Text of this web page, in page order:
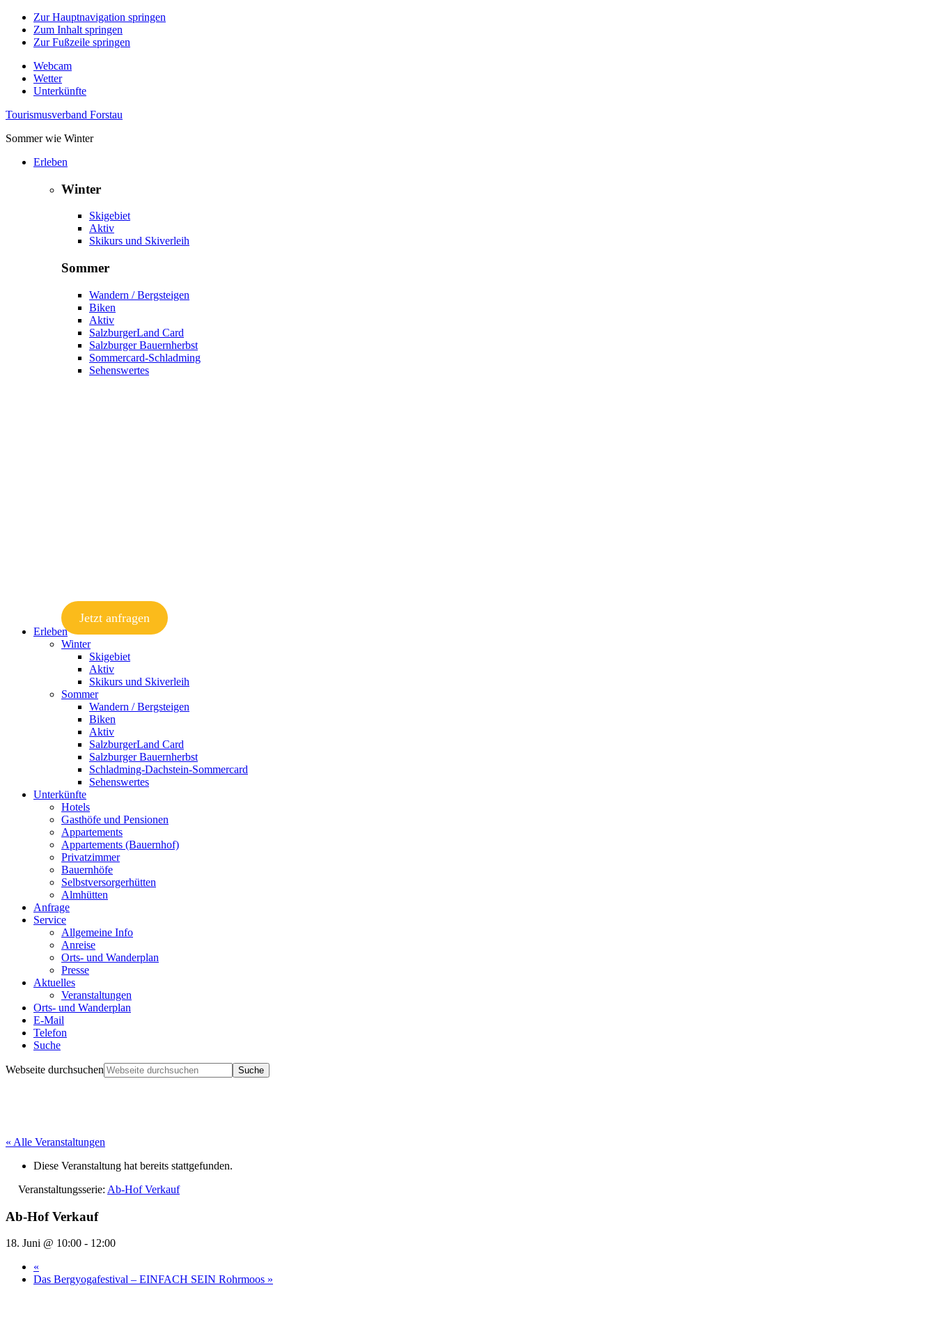
Zur Hauptnavigation springen
Zum Inhalt springen
Zur Fußzeile springen
Webcam
Wetter
Unterkünfte
Tourismusverband Forstau
Sommer wie Winter
Erleben
Winter
Skigebiet
Aktiv
Skikurs und Skiverleih
Sommer
Wandern / Bergsteigen
Biken
Aktiv
SalzburgerLand Card
Salzburger Bauernherbst
Sommercard-Schladming
Sehenswertes
Jetzt anfragen
Erleben
Winter
Skigebiet
Aktiv
Skikurs und Skiverleih
Sommer
Wandern / Bergsteigen
Biken
Aktiv
SalzburgerLand Card
Salzburger Bauernherbst
Schladming-Dachstein-Sommercard
Sehenswertes
Unterkünfte
Hotels
Gasthöfe und Pensionen
Appartements
Appartements (Bauernhof)
Privatzimmer
Bauernhöfe
Selbstversorgerhütten
Almhütten
Anfrage
Service
Allgemeine Info
Anreise
Orts- und Wanderplan
Presse
Aktuelles
Veranstaltungen
Orts- und Wanderplan
E-Mail
Telefon
Suche
Webseite durchsuchen
« Alle Veranstaltungen
Diese Veranstaltung hat bereits stattgefunden.
Veranstaltungsserie: Ab-Hof Verkauf
Ab-Hof Verkauf
18. Juni @ 10:00 - 12:00
«
Das Bergyogafestival – EINFACH SEIN Rohrmoos »